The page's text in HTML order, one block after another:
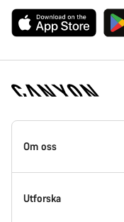
Canyon
hemsida
Om oss
Insidan av Canyon
Utforska